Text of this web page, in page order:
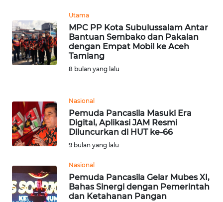
Utama
MPC PP Kota Subulussalam Antar
Bantuan Sembako dan Pakaian
dengan Empat Mobil ke Aceh
Tamiang
8 bulan yang lalu
Nasional
Pemuda Pancasila Masuki Era
Digital, Aplikasi JAM Resmi
Diluncurkan di HUT ke-66
9 bulan yang lalu
Nasional
Pemuda Pancasila Gelar Mubes XI,
Bahas Sinergi dengan Pemerintah
dan Ketahanan Pangan
MEDIA
SIBER
REDAKSI
DISCLAIMER
Wahana
News
WN
SUMUT